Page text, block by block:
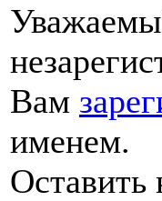
Вам
именем.
Оставить